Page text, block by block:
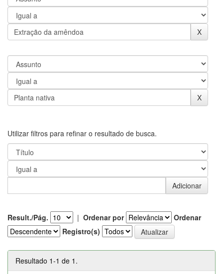
Utilizar filtros para refinar o resultado de busca.
Result./Pág. | Ordenar por
Ordenar
Registro(s)
Resultado 1-1 de 1.